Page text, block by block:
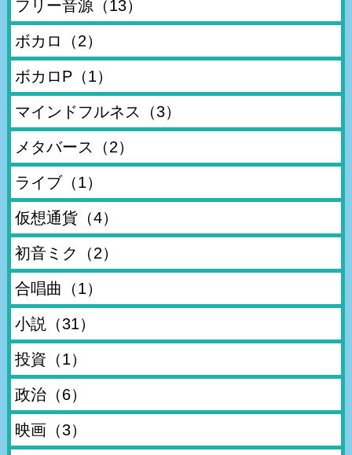
フリー音源 （13）
ボカロ （2）
ボカロP（1）
マインドフルネス （3）
メタバース （2）
ライブ（1）
仮想通貨（4）
初音ミク （2）
合唱曲 （1）
小説 （31）
投資 （1）
政治（6）
映画（3）